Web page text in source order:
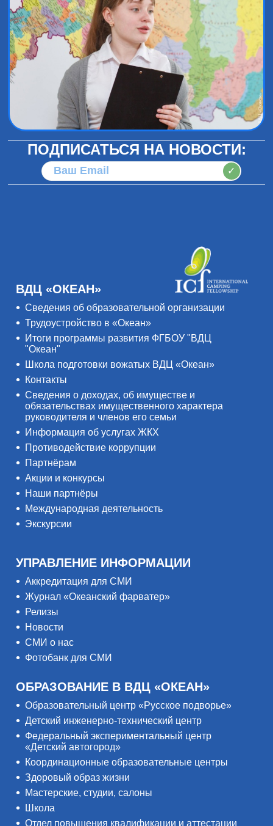
ПОДПИСАТЬСЯ НА НОВОСТИ:
✓
ВДЦ «ОКЕАН»
Сведения об образовательной организации
Трудоустройство в «Океан»
Итоги программы развития ФГБОУ "ВДЦ
"Океан"
Школа подготовки вожатых ВДЦ «Океан»
Контакты
Сведения о доходах, об имуществе и
обязательствах имущественного характера
руководителя и членов его семьи
Информация об услугах ЖКХ
Противодействие коррупции
Партнёрам
Акции и конкурсы
Наши партнёры
Международная деятельность
Экскурсии
УПРАВЛЕНИЕ ИНФОРМАЦИИ
Аккредитация для СМИ
Журнал «Океанский фарватер»
Релизы
Новости
СМИ о нас
Фотобанк для СМИ
ОБРАЗОВАНИЕ В ВДЦ «ОКЕАН»
Образовательный центр «Русское подворье»
Детский инженерно-технический центр
Федеральный экспериментальный центр
«Детский автогород»
Координационные образовательные центры
Здоровый образ жизни
Мастерские, студии, салоны
Школа
Отдел повышения квалификации и аттестации